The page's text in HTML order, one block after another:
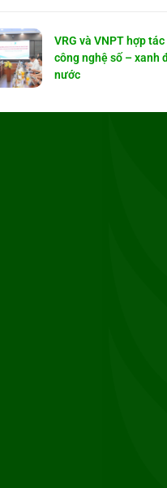
VRG và VNPT hợp
công nghệ số – xanh
nước